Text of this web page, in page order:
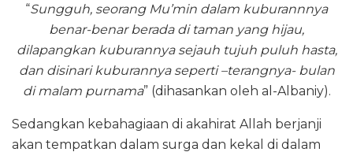
“Sungguh, seorang Mu’min dalam kuburannnya
benar-benar berada di taman yang hijau,
dilapangkan kuburannya sejauh tujuh puluh hasta,
dan disinari kuburannya seperti –terangnya- bulan
di malam purnama” (dihasankan oleh al-Albaniy).
Sedangkan kebahagiaan di akahirat Allah berjanji
akan tempatkan dalam surga dan kekal di dalam